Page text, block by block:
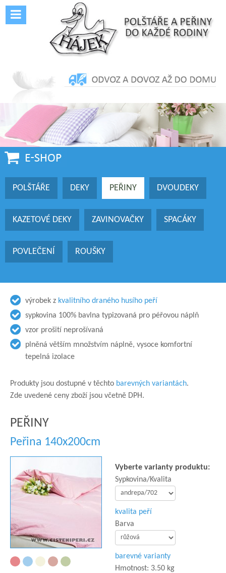
POLŠTÁŘE DEKY PEŘINY DVOUDEKY
KAZETOVÉ DEKY ZAVINOVAČKY SPACÁKY
POVLEČENÍ ROUŠKY
výrobek z kvalitního draného husího peří
sypkovina 100% bavlna typizovaná pro péřovou náplň
vzor prošití neprošívaná
plněná větším množstvím náplně, vysoce komfortní
tepelná izolace
Produkty jsou dostupné v těchto barevných variantách.
Zde uvedené ceny zboží jsou včetně DPH.
PEŘINY
Peřina 140x200cm
Vyberte varianty produktu:
Sypkovina/Kvalita
kvalita peří
Barva
barevné varianty
Hmotnost: 3.50 kg